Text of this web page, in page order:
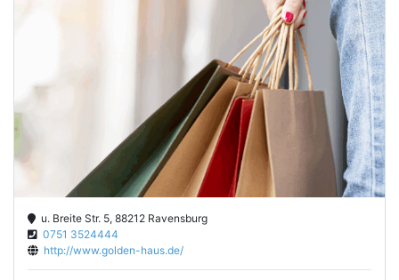
u. Breite Str. 5, 88212 Ravensburg
0751 3524444
http://www.golden-haus.de/